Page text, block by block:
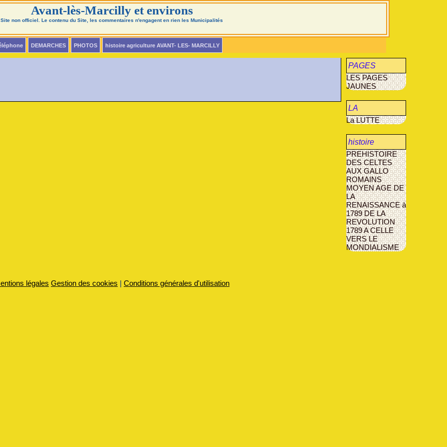
Avant-lès-Marcilly et environs
Site non officiel. Le contenu du Site, les commentaires n'engagent en rien les Municipalités
DEMARCHES PHOTOS histoire agriculture AVANT- LES- MARCILLY
PAGES
JAUNES
LES PAGES
JAUNES
LA
MUCOVISCIDOSE
La LUTTE
histoire
agriculture
AVANT- LES-
MARCILLY
PREHISTOIRE
DES CELTES
AUX GALLO
ROMAINS
MOYEN AGEDE
LA
RENAISSANCE à
1789DE LA
REVOLUTION
1789 A CELLE
VERS LE
MONDIALISME
légales Gestion des cookies | Conditions générales d'utilisation